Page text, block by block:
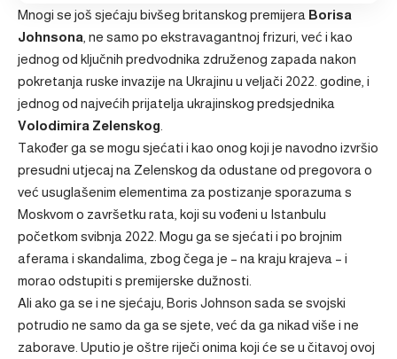
Mnogi se još sjećaju bivšeg britanskog premijera Borisa
Johnsona , ne samo po ekstravagantnoj frizuri, već i kao
jednog od ključnih predvodnika združenog zapada nakon
pokretanja ruske invazije na Ukrajinu u veljači 2022. godine, i
jednog od najvećih prijatelja ukrajinskog predsjednika
Volodimira Zelenskog
Također ga se mogu sjećati i kao onog koji je navodno izvršio
presudni utjecaj na Zelenskog da odustane od pregovora o
već usuglašenim elementima za postizanje sporazuma s
Moskvom o završetku rata, koji su vođeni u Istanbulu
početkom svibnja 2022. Mogu ga se sjećati i po brojnim
aferama i skandalima , zbog čega je – na kraju krajeva – i
morao odstupiti s premijerske dužnosti.
Ali ako ga se i ne sjećaju, Boris Johnson sada se svojski
potrudio ne samo da ga se sjete, već da ga nikad više i ne
zaborave. Uputio je oštre riječi onima koji će se u čitavoj ovoj